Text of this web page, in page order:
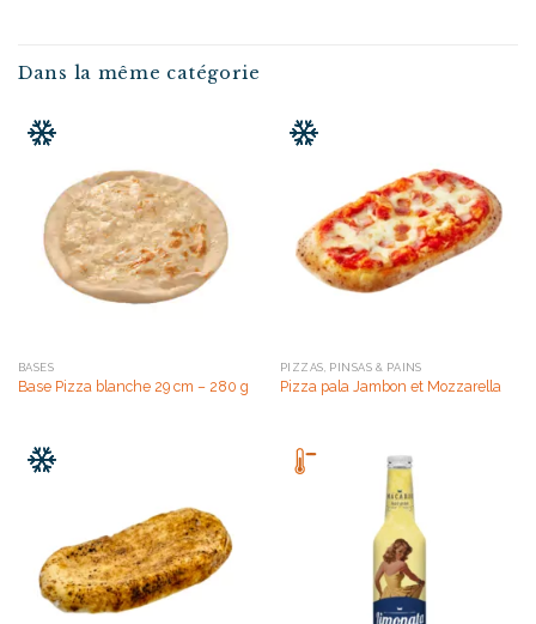
Dans la même catégorie
BASES
Base Pizza blanche 29 cm – 280 g
PIZZAS, PINSAS & PAINS
Pizza pala Jambon et Mozzarella